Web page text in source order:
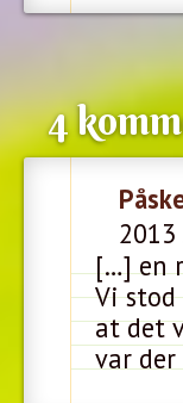
4
2013
[…] en
Vi
at det
var